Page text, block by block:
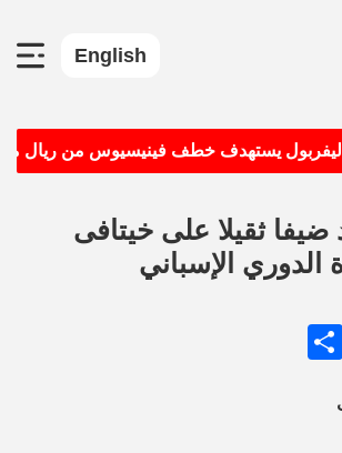
English
يستهدف خطف فينيسيوس من ريال
ضيفا ثقيلا على خيتافى
الدوري الإسباني
Email